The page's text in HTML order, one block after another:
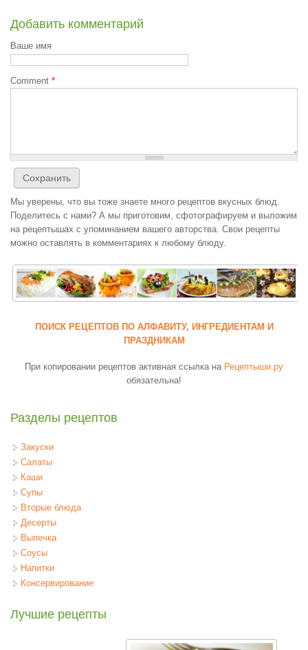
Добавить комментарий
Ваше имя
Comment *
Мы уверены, что вы тоже знаете много рецептов вкусных блюд.
Поделитесь с нами? А мы приготовим, сфотографируем и выложим
на рецептышах с упоминанием вашего авторства. Свои рецепты
можно оставлять в комментариях к любому блюду.
ПОИСК РЕЦЕПТОВ ПО АЛФАВИТУ, ИНГРЕДИЕНТАМ И
ПРАЗДНИКАМ
При копировании рецептов активная ссылка на Рецептыши.ру
обязательна!
Разделы рецептов
Закуски
Салаты
Каши
Супы
Вторые блюда
Десерты
Выпечка
Соусы
Напитки
Консервирование
Лучшие рецепты